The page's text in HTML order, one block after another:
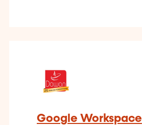
Google Workspace